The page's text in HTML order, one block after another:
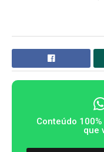
Conteúdo
que